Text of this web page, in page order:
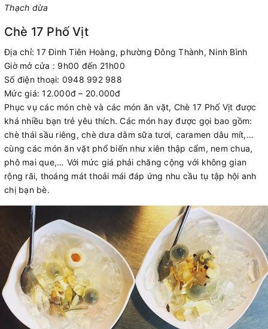
Thạch dừa
Chè 17 Phố Vịt
Địa chỉ: 17 Đinh Tiên Hoàng, phường Đông Thành, Ninh Bình
Giờ mở cửa : 9h00 đến 21h00
Số điện thoại: 0948 992 988
Mức giá: 12.000đ – 20.000đ
Phục vụ các món chè và các món ăn vặt, Chè 17 Phố Vịt được
khá nhiều bạn trẻ yêu thích. Các món hay được gọi bao gồm:
chè thái sầu riêng, chè dưa dằm sữa tươi, caramen dâu mít,…
cùng các món ăn vặt phổ biến như xiên thập cẩm, nem chua,
phô mai que,… Với mức giá phải chăng cộng với không gian
rộng rãi, thoáng mát thoải mái đáp ứng nhu cầu tụ tập hội anh
chị bạn bè.